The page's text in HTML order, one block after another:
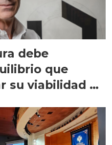
debe
que
su viabilidad de